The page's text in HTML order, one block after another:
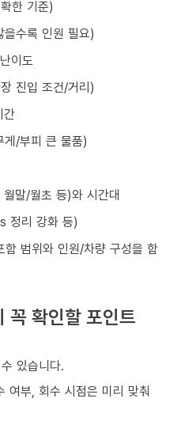
한 기준)
수록 인원 필요)
이도
진입 조건/거리)
간
/부피 큰 물품)
말/월초 등)와 시간대
정리 강화 등)
범위와 인원/차량 구성을 함
꼭 확인할 포인트
있습니다.
여부, 회수 시점은 미리 맞춰